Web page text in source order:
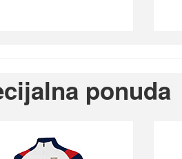
ponuda